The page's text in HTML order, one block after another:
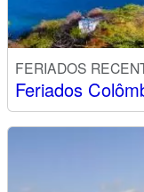
FERIADOS
Feriados